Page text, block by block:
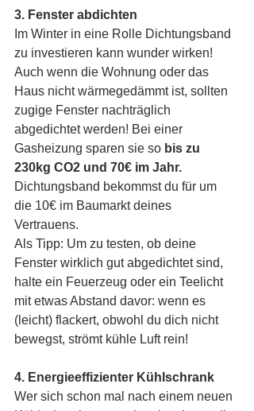
3. Fenster abdichten
Im Winter in eine Rolle Dichtungsband
zu investieren kann wunder wirken!
Auch wenn die Wohnung oder das
Haus nicht wärmegedämmt ist, sollten
zugige Fenster nachträglich
abgedichtet werden! Bei einer
Gasheizung sparen sie so bis zu
230kg CO2 und 70€ im Jahr.
Dichtungsband bekommst du für um
die 10€ im Baumarkt deines
Vertrauens.
Als Tipp: Um zu testen, ob deine
Fenster wirklich gut abgedichtet sind,
halte ein Feuerzeug oder ein Teelicht
mit etwas Abstand davor: wenn es
(leicht) flackert, obwohl du dich nicht
bewegst, strömt kühle Luft rein!
4. Energieeffizienter Kühlschrank
Wer sich schon mal nach einem neuen